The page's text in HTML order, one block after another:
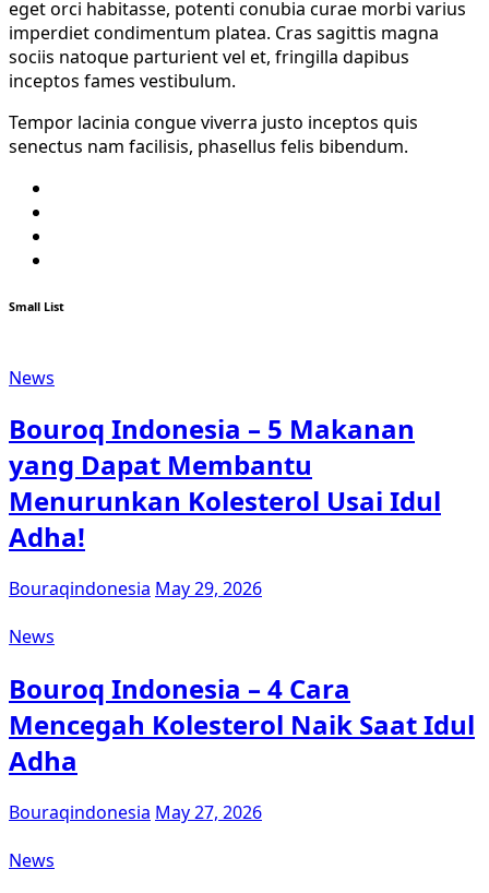
eget orci habitasse, potenti conubia curae morbi varius
imperdiet condimentum platea. Cras sagittis magna
sociis natoque parturient vel et, fringilla dapibus
inceptos fames vestibulum.
Tempor lacinia congue viverra justo inceptos quis
senectus nam facilisis, phasellus felis bibendum.
Small List
News
Bouroq Indonesia – 5 Makanan
yang Dapat Membantu
Menurunkan Kolesterol Usai Idul
Adha!
Bouraqindonesia May 29, 2026
News
Bouroq Indonesia – 4 Cara
Mencegah Kolesterol Naik Saat Idul
Adha
Bouraqindonesia May 27, 2026
News